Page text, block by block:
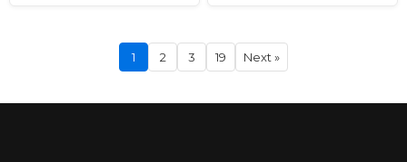
1 2 3 19 Next »